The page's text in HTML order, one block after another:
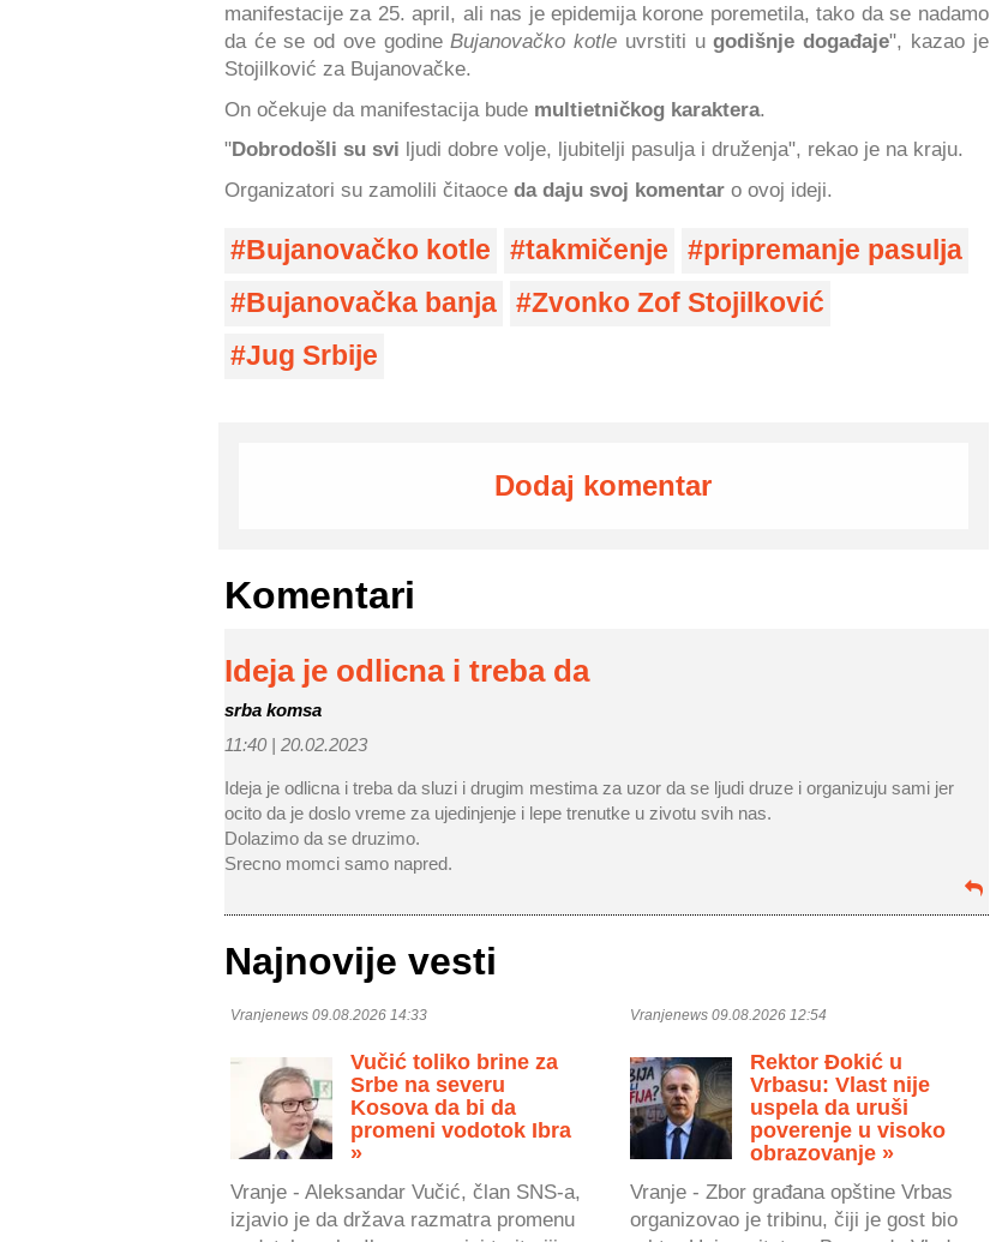
manifestacije za 25. april, ali nas je epidemija korone poremetila, tako da se nadamo
da će se od ove godineBujanovačko kotle uvrstiti ugodišnje događaje", kazao je
Stojilković za Bujanovačke.
On očekuje da manifestacija bude multietničkog karaktera.
"Dobrodošli su svi ljudi dobre volje, ljubitelji pasulja i druženja", rekao je na kraju.
Organizatori su zamolili čitaoce da daju svoj komentar o ovoj ideji.
Bujanovačko kotle takmičenje
pripremanje pasulja
Bujanovačka banja
Zvonko Zof Stojilković
Jug Srbije
Dodaj komentar
Komentari
Ideja je odlicna i treba da
srba komsa
11:40 | 20.02.2023
Ideja je odlicna i treba da sluzi i drugim mestima za uzor da se ljudi druze i organizuju sami jer
ocito da je doslo vreme za ujedinjenje i lepe trenutke u zivotu svih nas.
Dolazimo da se druzimo.
Srecno momci samo napred.
Najnovije vesti
Vranjenews 09.08.2026 14:33
Vučić toliko brine za
Srbe na severu
Kosova da bi da
promeni vodotok Ibra
»
Vranje - Aleksandar Vučić, član SNS-a,
izjavio je da država razmatra promenu
Vranjenews 09.08.2026 12:54
Rektor Đokić u
Vrbasu: Vlast nije
uspela da uruši
poverenje u visoko
obrazovanje »
Vranje - Zbor građana opštine Vrbas
organizovao je tribinu, čiji je gost bio